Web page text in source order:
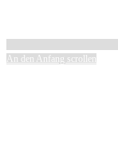
An den Anfang scrollen